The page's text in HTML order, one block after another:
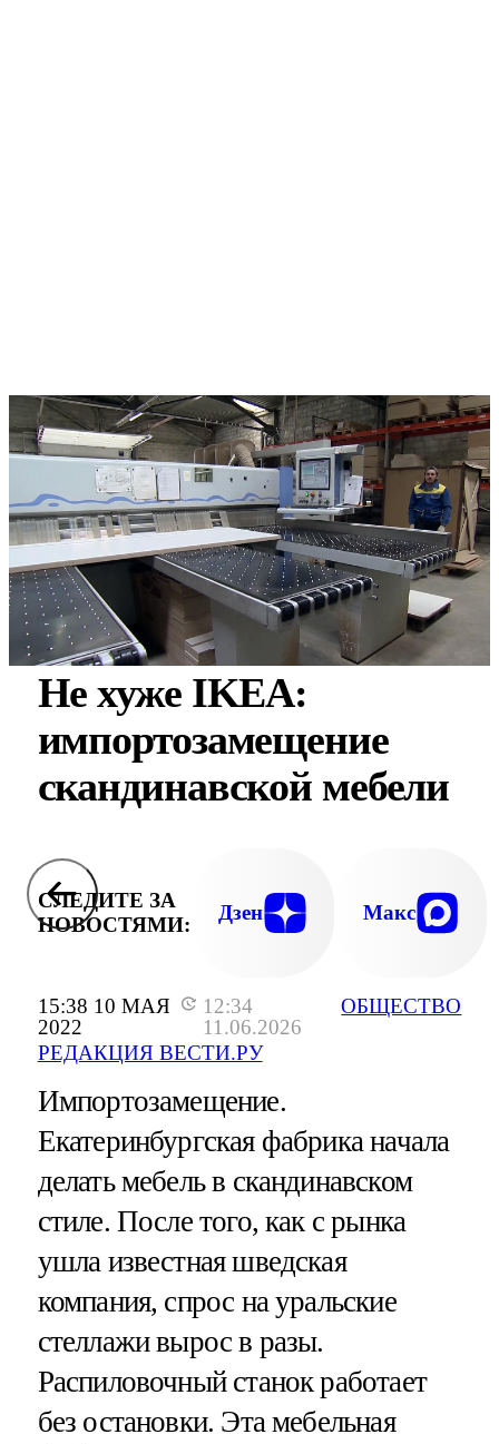
15:38 10 МАЯ
2022
12:34
11.06.2026
РЕДАКЦИЯ ВЕСТИ.РУ
ОБЩЕСТВО
Не хуже IKEA:
импортозамещение
скандинавской мебели
СЛЕДИТЕ ЗА
НОВОСТЯМИ:
Дзен Макс
Импортозамещение.
Екатеринбургская фабрика начала
делать мебель в скандинавском
стиле. После того, как с рынка
ушла известная шведская
компания, спрос на уральские
стеллажи вырос в разы.
Распиловочный станок работает
без остановки. Эта мебельная